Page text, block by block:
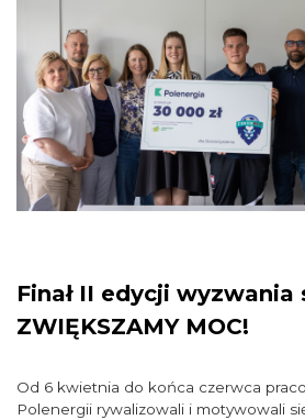
Finał II edycji
ZWIĘKSZAMY MOC!
Od 6 kwietnia do końca czerwca
Polenergii rywalizowali i motywowali